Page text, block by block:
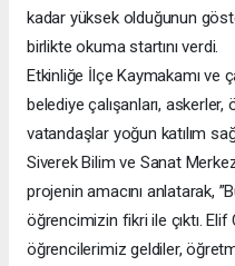
kadar yüksek olduğunun
birlikte okuma startını verdi.
Etkinliğe İlçe Kaymakamı ve
belediye çalışanları,
vatandaşlar yoğun katılım
Siverek Bilim ve Sanat
projenin amacını anlatarak,
öğrencimizin fikri ile çıktı.
öğrencilerimiz geldiler,